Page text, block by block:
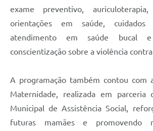
exame preventivo,
orientações em saúde, cuidados
atendimento em saúde bucal
conscientização sobre a violência
A programação também contou com
Maternidade, realizada em parceria
Municipal de Assistência Social,
futuras mamães e promovendo